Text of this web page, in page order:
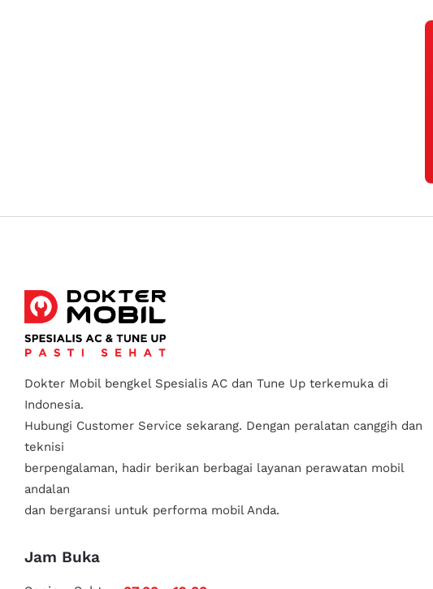
Dokter Mobil bengkel Spesialis AC dan Tune Up terkemuka di
Indonesia.
Hubungi Customer Service sekarang. Dengan peralatan canggih dan
teknisi
berpengalaman, hadir berikan berbagai layanan perawatan mobil
andalan
dan bergaransi untuk performa mobil Anda.
Jam Buka